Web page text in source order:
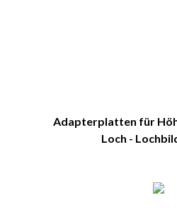
Adapterplatten für
Loch -